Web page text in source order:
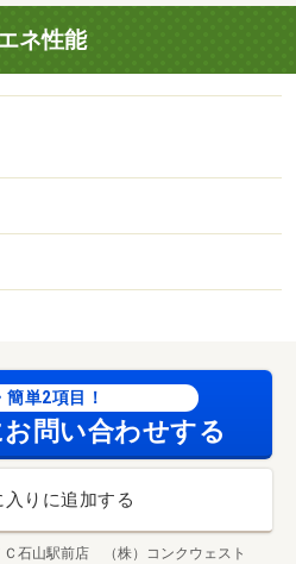
ネ性能
簡単2項目！
問い合わせする
入りに追加する
Ｃ石山駅前店 （株）コンクウェスト